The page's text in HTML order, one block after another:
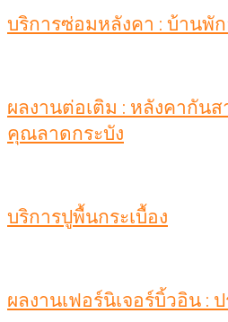
บริการซ่อมหลังคา : บ้านพั
ผลงานต่อเติม : หลังคากันส
คุณลาดกระบัง
บริการปูพื้นกระเบื้อง
ผลงานเฟอร์นิเจอร์บิ้วอิน :